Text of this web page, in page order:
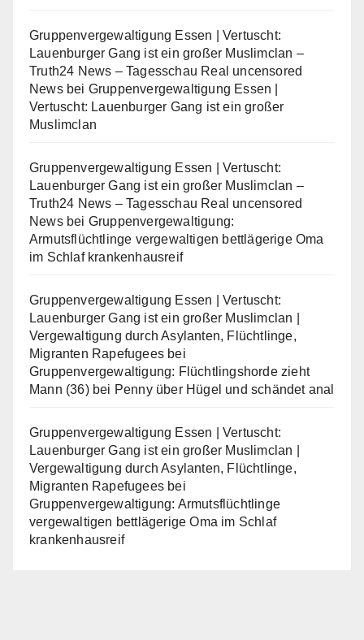
Gruppenvergewaltigung Essen | Vertuscht:
Lauenburger Gang ist ein großer Muslimclan –
Truth24 News – Tagesschau Real uncensored
Newsbei Gruppenvergewaltigung Essen |
Vertuscht: Lauenburger Gang ist ein großer
Muslimclan
Gruppenvergewaltigung Essen | Vertuscht:
Lauenburger Gang ist ein großer Muslimclan –
Truth24 News – Tagesschau Real uncensored
Newsbei Gruppenvergewaltigung:
Armutsflüchtlinge vergewaltigen bettlägerige Oma
im Schlaf krankenhausreif
Gruppenvergewaltigung Essen | Vertuscht:
Lauenburger Gang ist ein großer Muslimclan |
Vergewaltigung durch Asylanten, Flüchtlinge,
Migranten Rapefugees bei
Gruppenvergewaltigung: Flüchtlingshorde zieht
Mann (36) bei Penny über Hügel und schändet anal
Gruppenvergewaltigung Essen | Vertuscht:
Lauenburger Gang ist ein großer Muslimclan |
Vergewaltigung durch Asylanten, Flüchtlinge,
Migranten Rapefugees bei
Gruppenvergewaltigung: Armutsflüchtlinge
vergewaltigen bettlägerige Oma im Schlaf
krankenhausreif